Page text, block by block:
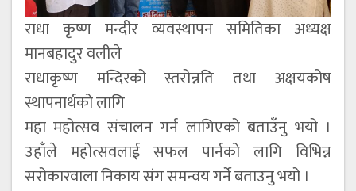
राधा कृष्ण मन्दीर व्यवस्थापन समितिका अध्यक्ष
मानबहादुर वलीले
राधाकृष्ण मन्दिरको स्तरोन्नति तथा अक्षयकोष
स्थापनार्थको लागि
महा महोत्सव संचालन गर्न लागिएको बताउँनु भयो ।
उहाँले महोत्सवलाई सफल पार्नको लागि विभिन्न
सरोकारवाला निकाय संग समन्वय गर्ने बताउनु भयो ।